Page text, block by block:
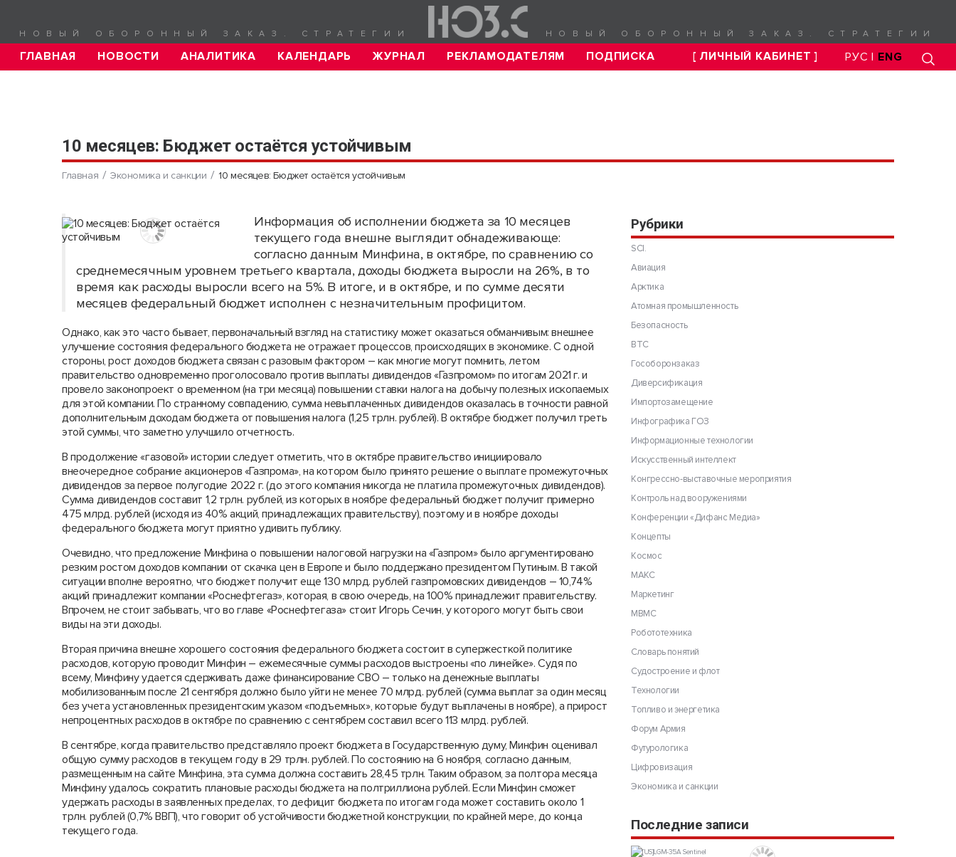
НОВЫЙ ОБОРОННЫЙ ЗАКАЗ. СТРАТЕГИИ НОВЫЙ ОБОРОННЫЙ ЗАКАЗ. СТРАТЕГИИ
ГЛАВНАЯ НОВОСТИ АНАЛИТИКА КАЛЕНДАРЬ ЖУРНАЛ РЕКЛАМОДАТЕЛЯМ ПОДПИСКА [ ЛИЧНЫЙ КАБИНЕТ ] РУС | ENG
10 месяцев: Бюджет остаётся устойчивым
Главная Экономика и санкции 10 месяцев: Бюджет остаётся устойчивым
Информация об исполнении бюджета за 10 месяцев
текущего года внешне выглядит обнадеживающе:
согласно данным Минфина, в октябре, по сравнению со
среднемесячным уровнем третьего квартала, доходы бюджета выросли на 26%, в то
время как расходы выросли всего на 5%. В итоге, и в октябре, и по сумме десяти
месяцев федеральный бюджет исполнен с незначительным профицитом.
Однако, как это часто бывает, первоначальный взгляд на статистику может оказаться обманчивым: внешнее
улучшение состояния федерального бюджета не отражает процессов, происходящих в экономике. С одной
стороны, рост доходов бюджета связан с разовым фактором – как многие могут помнить, летом
правительство одновременно проголосовало против выплаты дивидендов «Газпромом» по итогам 2021 г. и
провело законопроект о временном (на три месяца) повышении ставки налога на добычу полезных ископаемых
для этой компании. По странному совпадению, сумма невыплаченных дивидендов оказалась в точности равной
дополнительным доходам бюджета от повышения налога (1,25 трлн. рублей). В октябре бюджет получил треть
этой суммы, что заметно улучшило отчетность.
В продолжение «газовой» истории следует отметить, что в октябре правительство инициировало
внеочередное собрание акционеров «Газпрома», на котором было принято решение о выплате промежуточных
дивидендов за первое полугодие 2022 г. (до этого компания никогда не платила промежуточных дивидендов).
Сумма дивидендов составит 1,2 трлн. рублей, из которых в ноябре федеральный бюджет получит примерно
475 млрд. рублей (исходя из 40% акций, принадлежащих правительству), поэтому и в ноябре доходы
федерального бюджета могут приятно удивить публику.
Очевидно, что предложение Минфина о повышении налоговой нагрузки на «Газпром» было аргументировано
резким ростом доходов компании от скачка цен в Европе и было поддержано президентом Путиным. В такой
ситуации вполне вероятно, что бюджет получит еще 130 млрд. рублей газпромовских дивидендов – 10,74%
акций принадлежит компании «Роснефтегаз», которая, в свою очередь, на 100% принадлежит правительству.
Впрочем, не стоит забывать, что во главе «Роснефтегаза» стоит Игорь Сечин, у которого могут быть свои
виды на эти доходы.
Вторая причина внешне хорошего состояния федерального бюджета состоит в супержесткой политике
расходов, которую проводит Минфин – ежемесячные суммы расходов выстроены «по линейке». Судя по
всему, Минфину удается сдерживать даже финансирование СВО – только на денежные выплаты
мобилизованным после 21 сентября должно было уйти не менее 70 млрд. рублей (сумма выплат за один месяц
без учета установленных президентским указом «подъемных», которые будут выплачены в ноябре), а прирост
непроцентных расходов в октябре по сравнению с сентябрем составил всего 113 млрд. рублей.
В сентябре, когда правительство представляло проект бюджета в Государственную думу, Минфин оценивал
общую сумму расходов в текущем году в 29 трлн. рублей. По состоянию на 6 ноября, согласно данным,
размещенным на сайте Минфина, эта сумма должна составить 28,45 трлн. Таким образом, за полтора месяца
Минфину удалось сократить плановые расходы бюджета на полтриллиона рублей. Если Минфин сможет
удержать расходы в заявленных пределах, то дефицит бюджета по итогам года может составить около 1
трлн. рублей (0,7% ВВП), что говорит об устойчивости бюджетной конструкции, по крайней мере, до конца
текущего года.
Рубрики
SCI.
Авиация
Арктика
Атомная промышленность
Безопасность
ВТС
Гособоронзаказ
Диверсификация
Импортозамещение
Инфографика ГОЗ
Информационные технологии
Искусственный интеллект
Конгрессно-выставочные мероприятия
Контроль над вооружениями
Конференции «Дифанс Медиа»
Концепты
Космос
МАКС
Маркетинг
МВМС
Робототехника
Словарь понятий
Судостроение и флот
Технологии
Топливо и энергетика
Форум Армия
Футурологика
Цифровизация
Экономика и санкции
Последние записи